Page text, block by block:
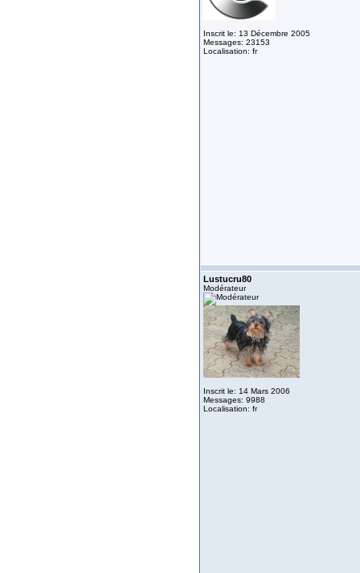
Inscrit le: 13 Décembre 2005
Messages: 23153
Localisation: fr
Lustucru80
Modérateur
Inscrit le: 14 Mars 2006
Messages: 9988
Localisation: fr